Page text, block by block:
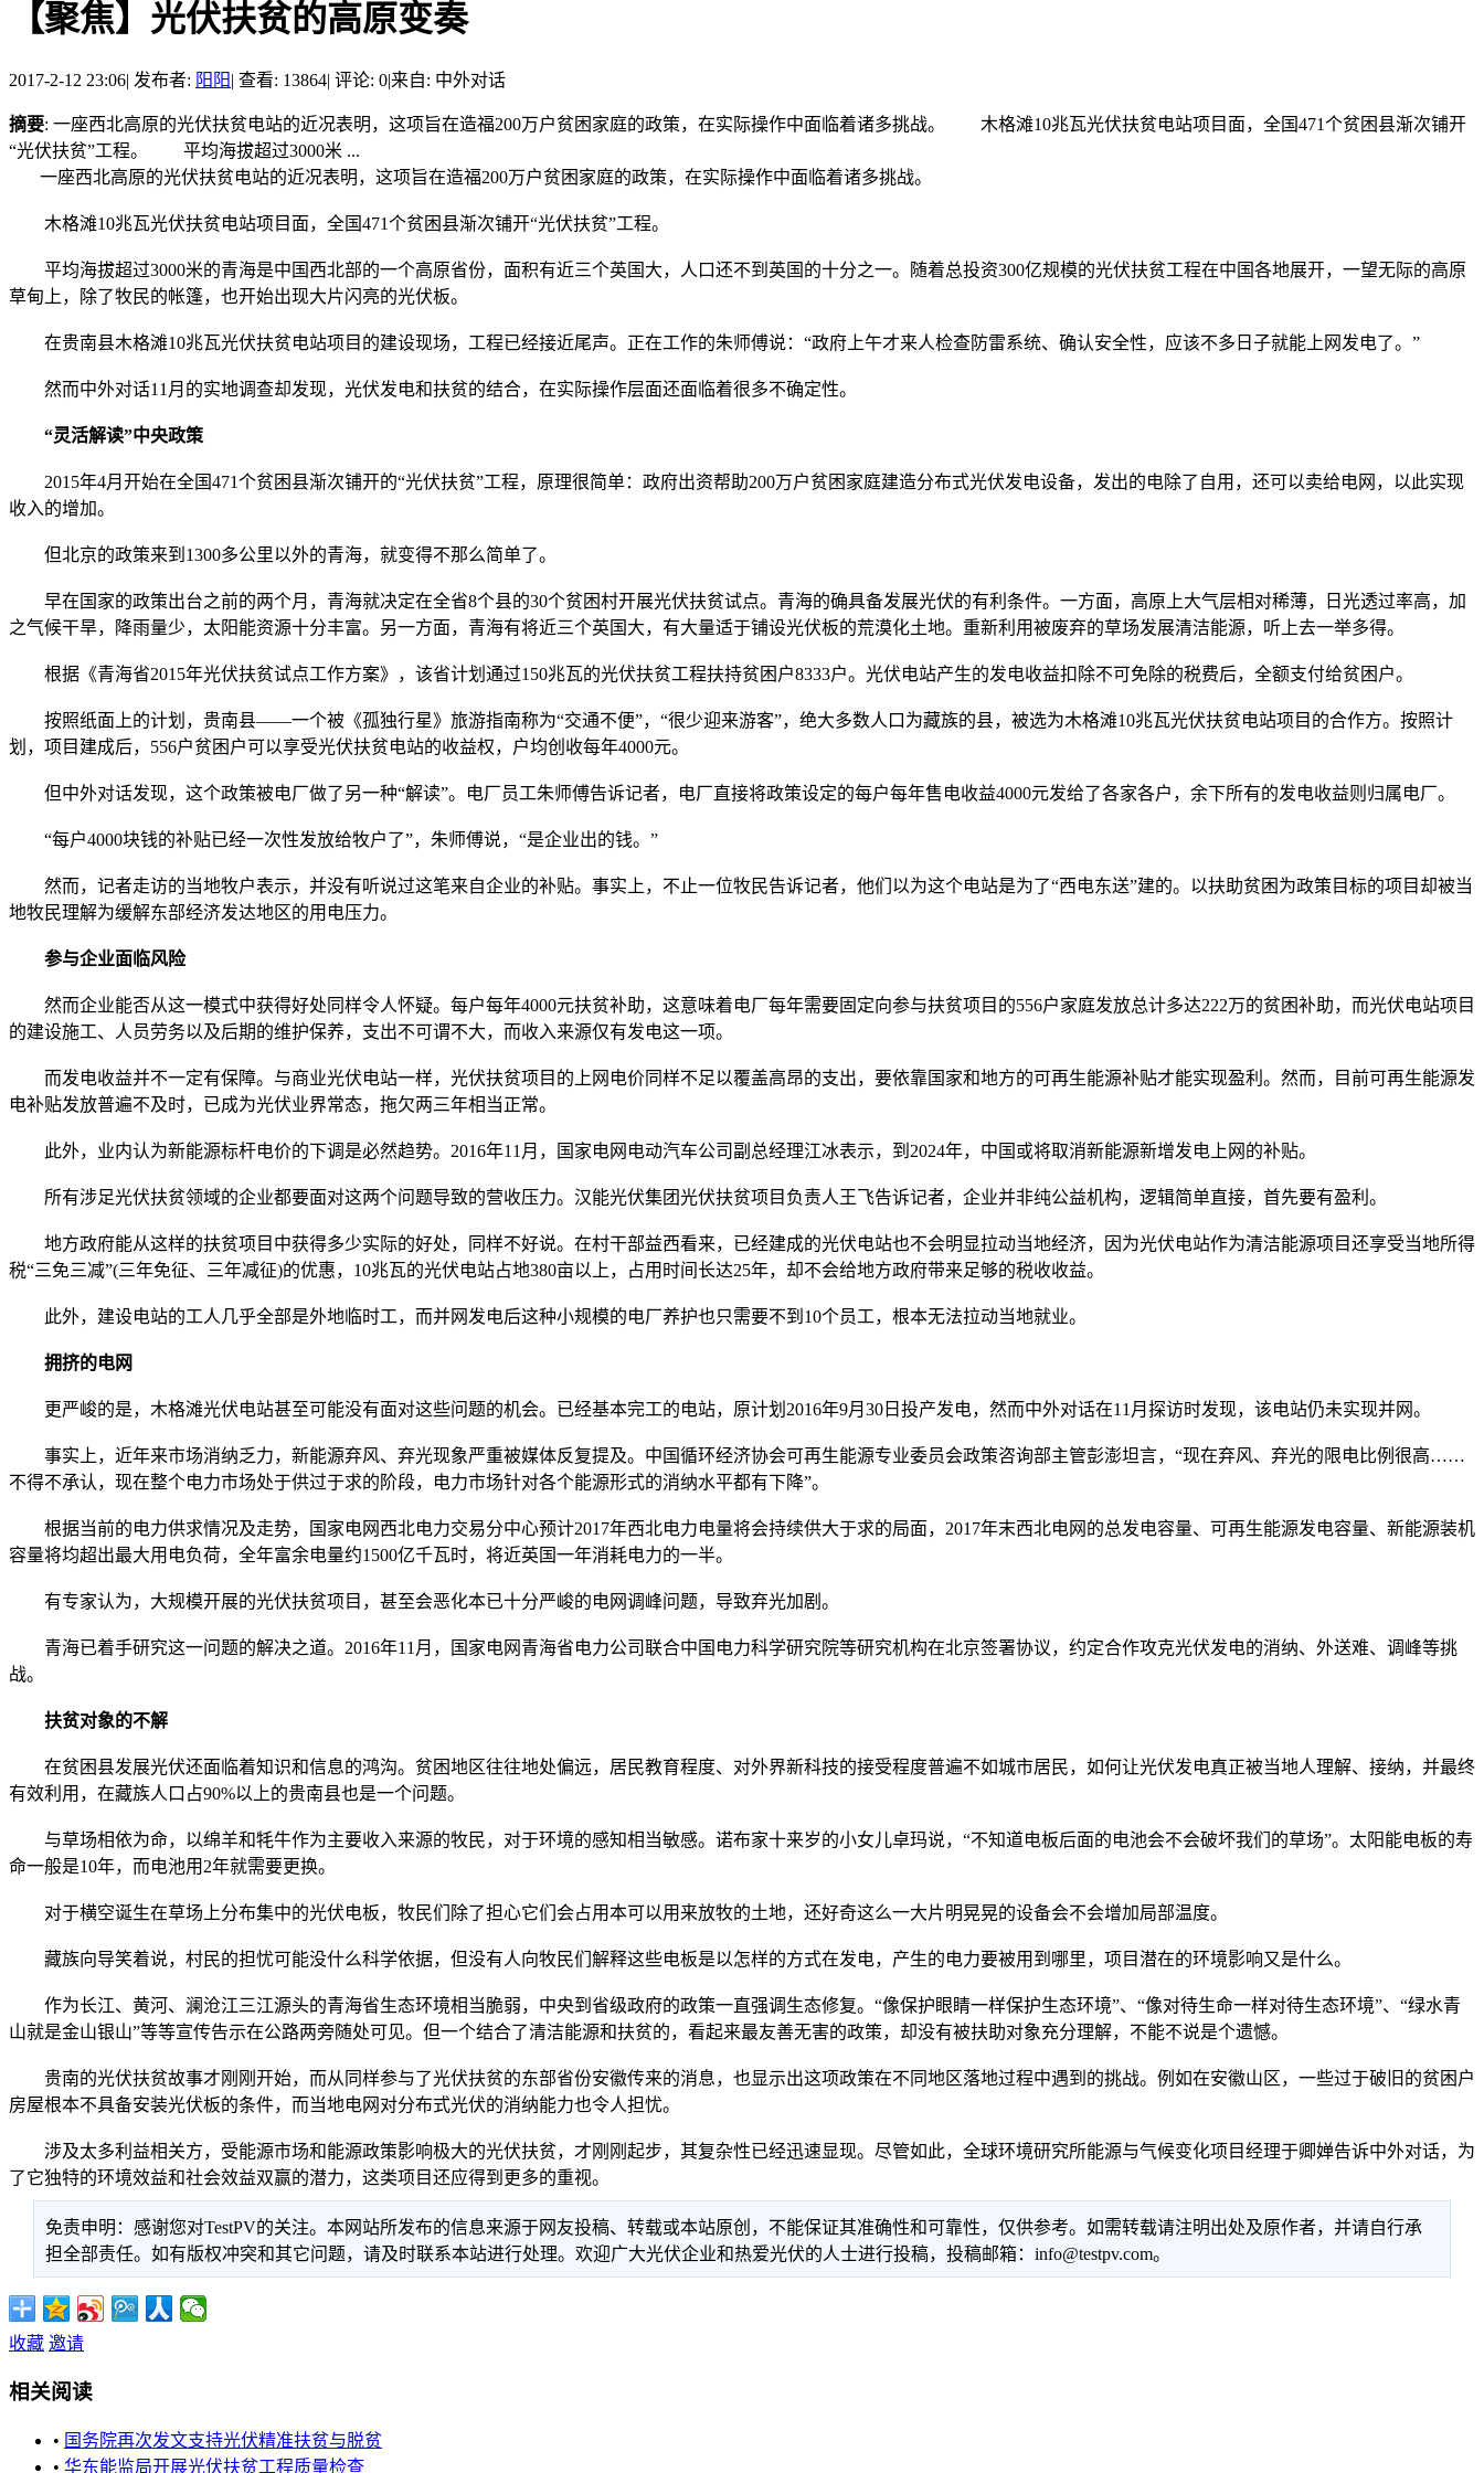
【聚焦】光伏扶贫的高原变奏
2017-2-12 23:06| 发布者: 阳阳| 查看: 13864| 评论: 0|来自: 中外对话
摘要: 一座西北高原的光伏扶贫电站的近况表明，这项旨在造福200万户贫困家庭的政策，在实际操作中面临着诸多挑战。 木格滩10兆瓦光伏扶贫电站项目面，全国471个贫困县渐次铺开
“光伏扶贫”工程。 平均海拔超过3000米 ...
一座西北高原的光伏扶贫电站的近况表明，这项旨在造福200万户贫困家庭的政策，在实际操作中面临着诸多挑战。
木格滩10兆瓦光伏扶贫电站项目面，全国471个贫困县渐次铺开“光伏扶贫”工程。
平均海拔超过3000米的青海是中国西北部的一个高原省份，面积有近三个英国大，人口还不到英国的十分之一。随着总投资300亿规模的光伏扶贫工程在中国各地展开，一望无际的高原
草甸上，除了牧民的帐篷，也开始出现大片闪亮的光伏板。
在贵南县木格滩10兆瓦光伏扶贫电站项目的建设现场，工程已经接近尾声。正在工作的朱师傅说：“政府上午才来人检查防雷系统、确认安全性，应该不多日子就能上网发电了。”
然而中外对话11月的实地调查却发现，光伏发电和扶贫的结合，在实际操作层面还面临着很多不确定性。
“灵活解读”中央政策
2015年4月开始在全国471个贫困县渐次铺开的“光伏扶贫”工程，原理很简单：政府出资帮助200万户贫困家庭建造分布式光伏发电设备，发出的电除了自用，还可以卖给电网，以此实现
收入的增加。
但北京的政策来到1300多公里以外的青海，就变得不那么简单了。
早在国家的政策出台之前的两个月，青海就决定在全省8个县的30个贫困村开展光伏扶贫试点。青海的确具备发展光伏的有利条件。一方面，高原上大气层相对稀薄，日光透过率高，加
之气候干旱，降雨量少，太阳能资源十分丰富。另一方面，青海有将近三个英国大，有大量适于铺设光伏板的荒漠化土地。重新利用被废弃的草场发展清洁能源，听上去一举多得。
根据《青海省2015年光伏扶贫试点工作方案》，该省计划通过150兆瓦的光伏扶贫工程扶持贫困户8333户。光伏电站产生的发电收益扣除不可免除的税费后，全额支付给贫困户。
按照纸面上的计划，贵南县——一个被《孤独行星》旅游指南称为“交通不便”，“很少迎来游客”，绝大多数人口为藏族的县，被选为木格滩10兆瓦光伏扶贫电站项目的合作方。按照计
划，项目建成后，556户贫困户可以享受光伏扶贫电站的收益权，户均创收每年4000元。
但中外对话发现，这个政策被电厂做了另一种“解读”。电厂员工朱师傅告诉记者，电厂直接将政策设定的每户每年售电收益4000元发给了各家各户，余下所有的发电收益则归属电厂。
“每户4000块钱的补贴已经一次性发放给牧户了”，朱师傅说，“是企业出的钱。”
然而，记者走访的当地牧户表示，并没有听说过这笔来自企业的补贴。事实上，不止一位牧民告诉记者，他们以为这个电站是为了“西电东送”建的。以扶助贫困为政策目标的项目却被当
地牧民理解为缓解东部经济发达地区的用电压力。
参与企业面临风险
然而企业能否从这一模式中获得好处同样令人怀疑。每户每年4000元扶贫补助，这意味着电厂每年需要固定向参与扶贫项目的556户家庭发放总计多达222万的贫困补助，而光伏电站项目
的建设施工、人员劳务以及后期的维护保养，支出不可谓不大，而收入来源仅有发电这一项。
而发电收益并不一定有保障。与商业光伏电站一样，光伏扶贫项目的上网电价同样不足以覆盖高昂的支出，要依靠国家和地方的可再生能源补贴才能实现盈利。然而，目前可再生能源发
电补贴发放普遍不及时，已成为光伏业界常态，拖欠两三年相当正常。
此外，业内认为新能源标杆电价的下调是必然趋势。2016年11月，国家电网电动汽车公司副总经理江冰表示，到2024年，中国或将取消新能源新增发电上网的补贴。
所有涉足光伏扶贫领域的企业都要面对这两个问题导致的营收压力。汉能光伏集团光伏扶贫项目负责人王飞告诉记者，企业并非纯公益机构，逻辑简单直接，首先要有盈利。
地方政府能从这样的扶贫项目中获得多少实际的好处，同样不好说。在村干部益西看来，已经建成的光伏电站也不会明显拉动当地经济，因为光伏电站作为清洁能源项目还享受当地所得
税“三免三减”(三年免征、三年减征)的优惠，10兆瓦的光伏电站占地380亩以上，占用时间长达25年，却不会给地方政府带来足够的税收收益。
此外，建设电站的工人几乎全部是外地临时工，而并网发电后这种小规模的电厂养护也只需要不到10个员工，根本无法拉动当地就业。
拥挤的电网
更严峻的是，木格滩光伏电站甚至可能没有面对这些问题的机会。已经基本完工的电站，原计划2016年9月30日投产发电，然而中外对话在11月探访时发现，该电站仍未实现并网。
事实上，近年来市场消纳乏力，新能源弃风、弃光现象严重被媒体反复提及。中国循环经济协会可再生能源专业委员会政策咨询部主管彭澎坦言，“现在弃风、弃光的限电比例很高……
不得不承认，现在整个电力市场处于供过于求的阶段，电力市场针对各个能源形式的消纳水平都有下降”。
根据当前的电力供求情况及走势，国家电网西北电力交易分中心预计2017年西北电力电量将会持续供大于求的局面，2017年末西北电网的总发电容量、可再生能源发电容量、新能源装机
容量将均超出最大用电负荷，全年富余电量约1500亿千瓦时，将近英国一年消耗电力的一半。
有专家认为，大规模开展的光伏扶贫项目，甚至会恶化本已十分严峻的电网调峰问题，导致弃光加剧。
青海已着手研究这一问题的解决之道。2016年11月，国家电网青海省电力公司联合中国电力科学研究院等研究机构在北京签署协议，约定合作攻克光伏发电的消纳、外送难、调峰等挑
战。
扶贫对象的不解
在贫困县发展光伏还面临着知识和信息的鸿沟。贫困地区往往地处偏远，居民教育程度、对外界新科技的接受程度普遍不如城市居民，如何让光伏发电真正被当地人理解、接纳，并最终
有效利用，在藏族人口占90%以上的贵南县也是一个问题。
与草场相依为命，以绵羊和牦牛作为主要收入来源的牧民，对于环境的感知相当敏感。诺布家十来岁的小女儿卓玛说，“不知道电板后面的电池会不会破坏我们的草场”。太阳能电板的寿
命一般是10年，而电池用2年就需要更换。
对于横空诞生在草场上分布集中的光伏电板，牧民们除了担心它们会占用本可以用来放牧的土地，还好奇这么一大片明晃晃的设备会不会增加局部温度。
藏族向导笑着说，村民的担忧可能没什么科学依据，但没有人向牧民们解释这些电板是以怎样的方式在发电，产生的电力要被用到哪里，项目潜在的环境影响又是什么。
作为长江、黄河、澜沧江三江源头的青海省生态环境相当脆弱，中央到省级政府的政策一直强调生态修复。“像保护眼睛一样保护生态环境”、“像对待生命一样对待生态环境”、“绿水青
山就是金山银山”等等宣传告示在公路两旁随处可见。但一个结合了清洁能源和扶贫的，看起来最友善无害的政策，却没有被扶助对象充分理解，不能不说是个遗憾。
贵南的光伏扶贫故事才刚刚开始，而从同样参与了光伏扶贫的东部省份安徽传来的消息，也显示出这项政策在不同地区落地过程中遇到的挑战。例如在安徽山区，一些过于破旧的贫困户
房屋根本不具备安装光伏板的条件，而当地电网对分布式光伏的消纳能力也令人担忧。
涉及太多利益相关方，受能源市场和能源政策影响极大的光伏扶贫，才刚刚起步，其复杂性已经迅速显现。尽管如此，全球环境研究所能源与气候变化项目经理于卿婵告诉中外对话，为
了它独特的环境效益和社会效益双赢的潜力，这类项目还应得到更多的重视。
免责申明：感谢您对TestPV的关注。本网站所发布的信息来源于网友投稿、转载或本站原创，不能保证其准确性和可靠性，仅供参考。如需转载请注明出处及原作者，并请自行承
担全部责任。如有版权冲突和其它问题，请及时联系本站进行处理。欢迎广大光伏企业和热爱光伏的人士进行投稿，投稿邮箱：info@testpv.com。
收藏 邀请
相关阅读
• 国务院再次发文支持光伏精准扶贫与脱贫
• 华东能监局开展光伏扶贫工程质量检查